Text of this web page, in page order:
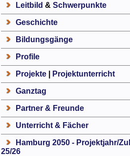
Leitbild & Schwerpunkte
Geschichte
Bildungsgänge
Profile
Projekte| Projektunterricht
Ganztag
Partner & Freunde
Unterricht & Fächer
Hamburg 2050 - Projektjahr/
25/26